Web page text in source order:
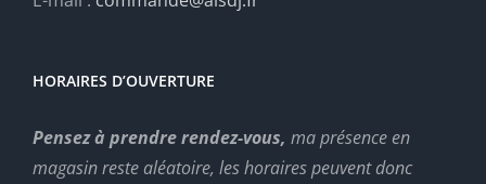
HORAIRES D’OUVERTURE
Pensez à prendre rendez-vous, ma présence en
magasin reste aléatoire, les horaires peuvent donc